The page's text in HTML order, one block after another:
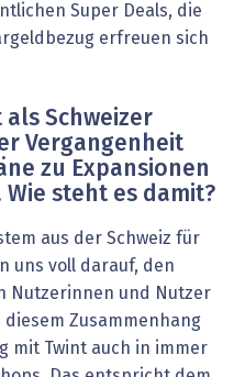
Super Deals, die
erfreuen sich
als Schweizer
Vergangenheit
zu Expansionen
steht es damit?
aus der Schweiz für
uns voll darauf, den
Nutzerinnen und Nutzer
Zusammenhang
mit Twint auch in immer